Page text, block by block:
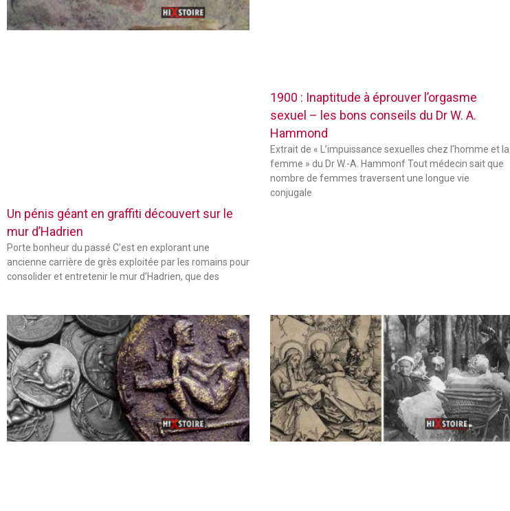
Un pénis géant en graffiti découvert sur le
mur d’Hadrien
Porte bonheur du passé C’est en explorant une
ancienne carrière de grès exploitée par les romains pour
consolider et entretenir le mur d’Hadrien, que des
1900 : Inaptitude à éprouver l’orgasme
sexuel – les bons conseils du Dr W. A.
Hammond
Extrait de « L’impuissance sexuelles chez l’homme et la
femme » du Dr W.-A. Hammonf Tout médecin sait que
nombre de femmes traversent une longue vie
conjugale